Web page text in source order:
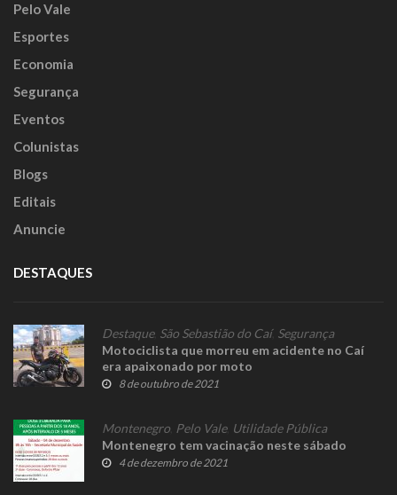
Pelo Vale
Esportes
Economia
Segurança
Eventos
Colunistas
Blogs
Editais
Anuncie
DESTAQUES
Destaque, São Sebastião do Caí, Segurança
Motociclista que morreu em acidente no Caí
era apaixonado por moto
8 de outubro de 2021
Montenegro Pelo Vale, Utilidade Pública
Montenegro tem vacinação neste sábado
4 de dezembro de 2021